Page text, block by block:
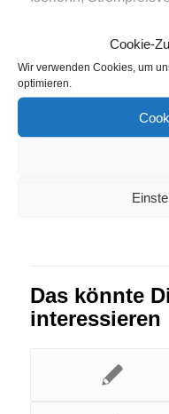
Cookie-
Wir verwenden Cookies, um
optimieren.
Strompreisvergleich
Zarpen
Eintrag teilen
Das könnte
interessieren